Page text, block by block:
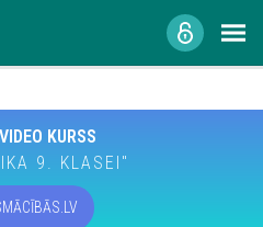
KURSS
9. KLASEI"